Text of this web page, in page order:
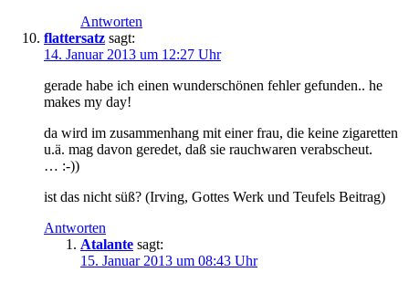
Antworten
flattersatz sagt:
14. Januar 2013 um 12:27 Uhr
ge­ra­de ha­be ich ei­nen wun­der­schö­nen feh­ler ge­fun­den.. he
makes my day!
da wird im zu­sam­men­hang mit ei­ner frau, die kei­ne zi­ga­ret­ten
u.ä. mag da­von ge­re­det, daß sie rauch­wa­ren verabscheut.
… :-))
ist das nicht süß? (Ir­ving, Got­tes Werk und Teu­fels Beitrag)
Antworten
Atalante sagt:
15. Januar 2013 um 08:43 Uhr